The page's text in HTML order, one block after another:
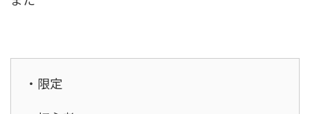
・限定